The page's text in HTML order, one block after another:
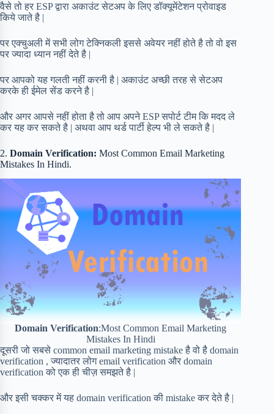
वैसे तो हर ESP द्वारा अकाउंट सेटअप के लिए डॉक्यूमेंटेशन प्रोवाइड
किये जाते है |
पर एक्चुअली में सभी लोग टेक्निकली इससे अवेयर नहीं होते है तो वो इस
पर ज्यादा ध्यान नहीं देते है |
पर आपको यह गलती नहीं करनी है | अकाउंट अच्छी तरह से सेटअप
करके ही ईमेल सेंड करने है |
और अगर आपसे नहीं होता है तो आप अपने ESP सपोर्ट टीम कि मदद ले
कर यह कर सकते है | अथवा आप थर्ड पार्टी हेल्प भी ले सकते है |
2. Domain Verification: Most Common Email Marketing
Mistakes In Hindi.
Domain Verification:Most Common Email Marketing
Mistakes In Hindi
दूसरी जो सबसे common email marketing mistake है वो है domain
verification , ज्यादातर लोग email verification और domain
verification को एक ही चीज़ समझते है |
और इसी चक्कर में यह domain verification की mistake कर देते है |